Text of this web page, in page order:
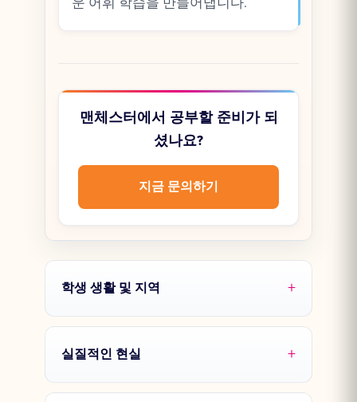
운 어휘 학습을 만들어냅니다.
맨체스터에서 공부할 준비가 되
셨나요?
지금 문의하기
학생 생활 및 지역
실질적인 현실